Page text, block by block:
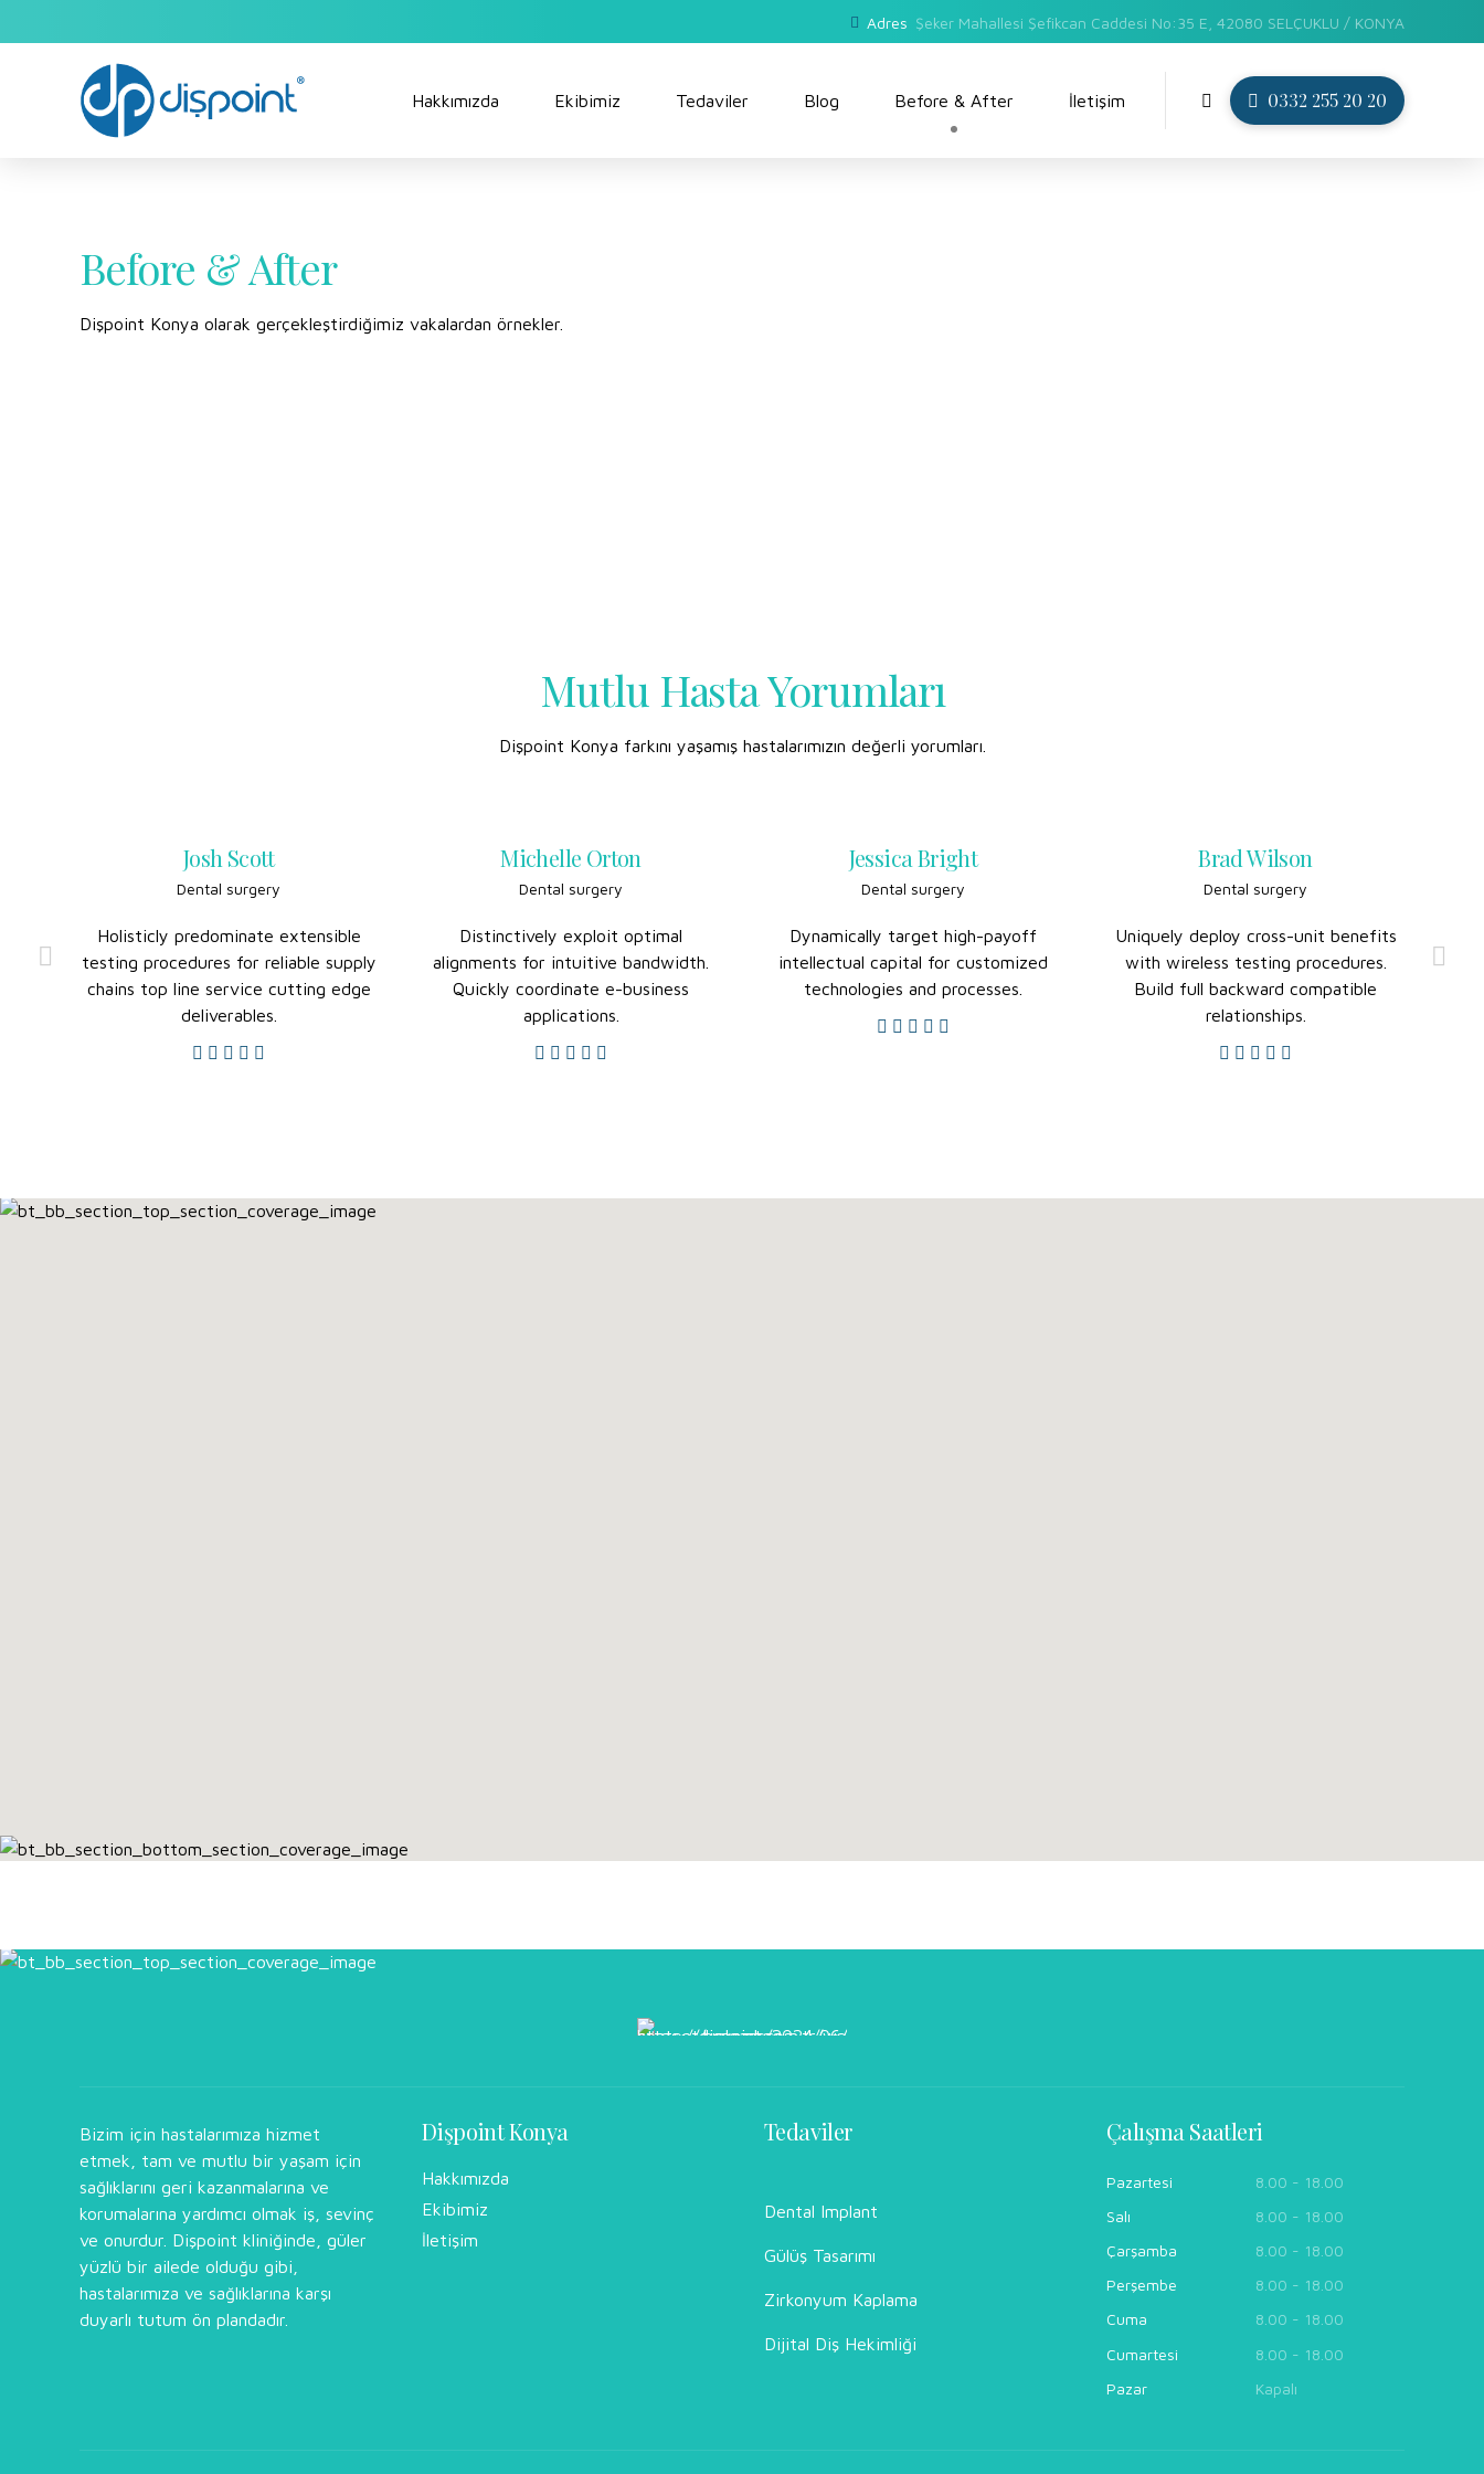
Adres Şeker Mahallesi Şefikcan Caddesi No:35 E, 42080 SELÇUKLU / KONYA
0332 255 20 20
Hakkımızda Ekibimiz Tedaviler Blog Before & After İletişim
Before & After
Dişpoint Konya olarak gerçekleştirdiğimiz vakalardan örnekler.
Mutlu Hasta Yorumları
Dişpoint Konya farkını yaşamış hastalarımızın değerli yorumları.
Josh Scott
Dental surgery
Holisticly predominate extensible
testing procedures for reliable supply
chains top line service cutting edge
deliverables.
Michelle Orton
Dental surgery
Distinctively exploit optimal
alignments for intuitive bandwidth.
Quickly coordinate e-business
applications.
Jessica Bright
Dental surgery
Dynamically target high-payoff
intellectual capital for customized
technologies and processes.
Brad Wilson
Dental surgery
Uniquely deploy cross-unit benefits
with wireless testing procedures.
Build full backward compatible
relationships.
Bizim için hastalarımıza hizmet
etmek, tam ve mutlu bir yaşam için
sağlıklarını geri kazanmalarına ve
korumalarına yardımcı olmak iş, sevinç
ve onurdur. Dişpoint kliniğinde, güler
yüzlü bir ailede olduğu gibi,
hastalarımıza ve sağlıklarına karşı
duyarlı tutum ön plandadır.
Dişpoint Konya
Hakkımızda
Ekibimiz
İletişim
Tedaviler
Dental Implant
Gülüş Tasarımı
Zirkonyum Kaplama
Dijital Diş Hekimliği
Çalışma Saatleri
Pazartesi
8.00 - 18.00
Salı
8.00 - 18.00
Çarşamba
8.00 - 18.00
Perşembe
8.00 - 18.00
Cuma
8.00 - 18.00
Cumartesi
8.00 - 18.00
Pazar
Kapalı